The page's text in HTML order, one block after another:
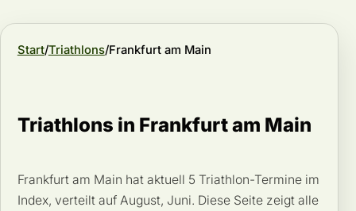
Start Triathlons Frankfurt am Main
Triathlons in Frankfurt am Main
Frankfurt am Main hat aktuell 5 Triathlon-Termine im
Index, verteilt auf August, Juni. Diese Seite zeigt alle